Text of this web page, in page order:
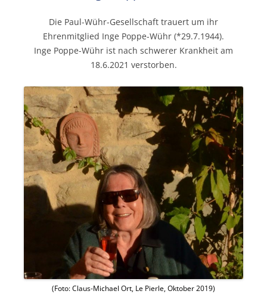
Die Paul-Wühr-Gesellschaft trauert um ihr
Ehrenmitglied Inge Poppe-Wühr (*29.7.1944).
Inge Poppe-Wühr ist nach schwerer Krankheit am
18.6.2021 verstorben.
(Foto: Claus-Michael Ort, Le Pierle, Oktober 2019)